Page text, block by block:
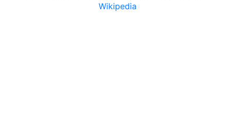
Wikipedia